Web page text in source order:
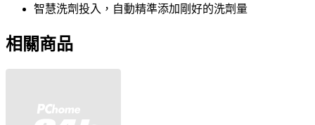
智慧洗劑投入，自動精準添加剛好的洗劑量
相關商品